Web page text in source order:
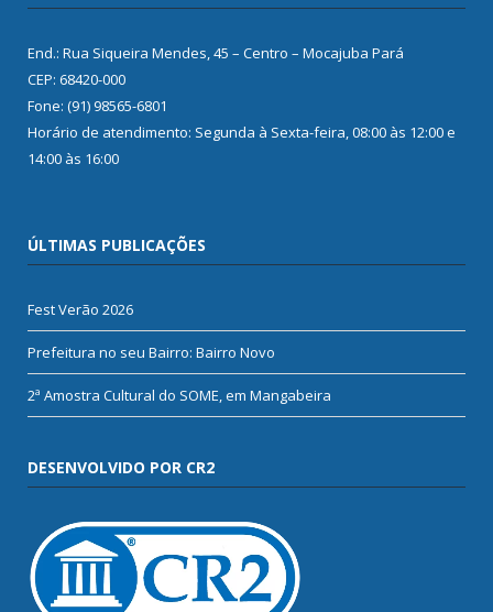
End.: Rua Siqueira Mendes, 45 – Centro – Mocajuba Pará
CEP: 68420-000
Fone: (91) 98565-6801
Horário de atendimento: Segunda à Sexta-feira, 08:00 às 12:00 e
14:00 às 16:00
ÚLTIMAS PUBLICAÇÕES
Fest Verão 2026
Prefeitura no seu Bairro: Bairro Novo
2ª Amostra Cultural do SOME, em Mangabeira
DESENVOLVIDO POR CR2